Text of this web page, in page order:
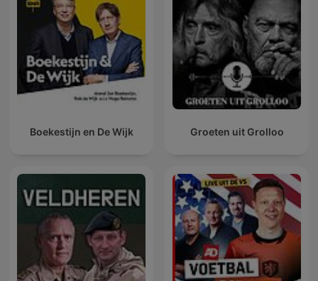
Boekestijn en De Wijk Groeten uit Grolloo